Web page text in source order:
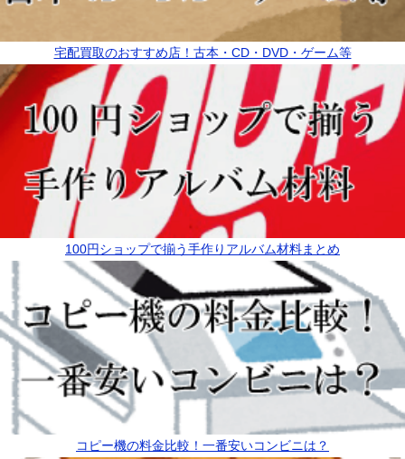
宅配買取のおすすめ店！古本・CD・DVD・ゲーム等
100円ショップで揃う手作りアルバム材料まとめ
コピー機の料金比較！一番安いコンビニは？